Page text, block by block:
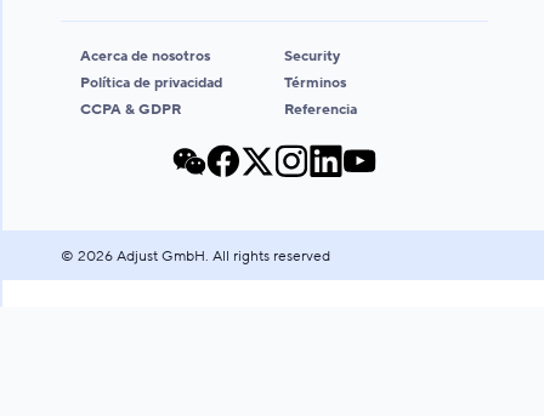
Acerca de nosotros
Security
Política de privacidad
Términos
CCPA & GDPR
Referencia
© 2026Adjust GmbH. All rights reserved